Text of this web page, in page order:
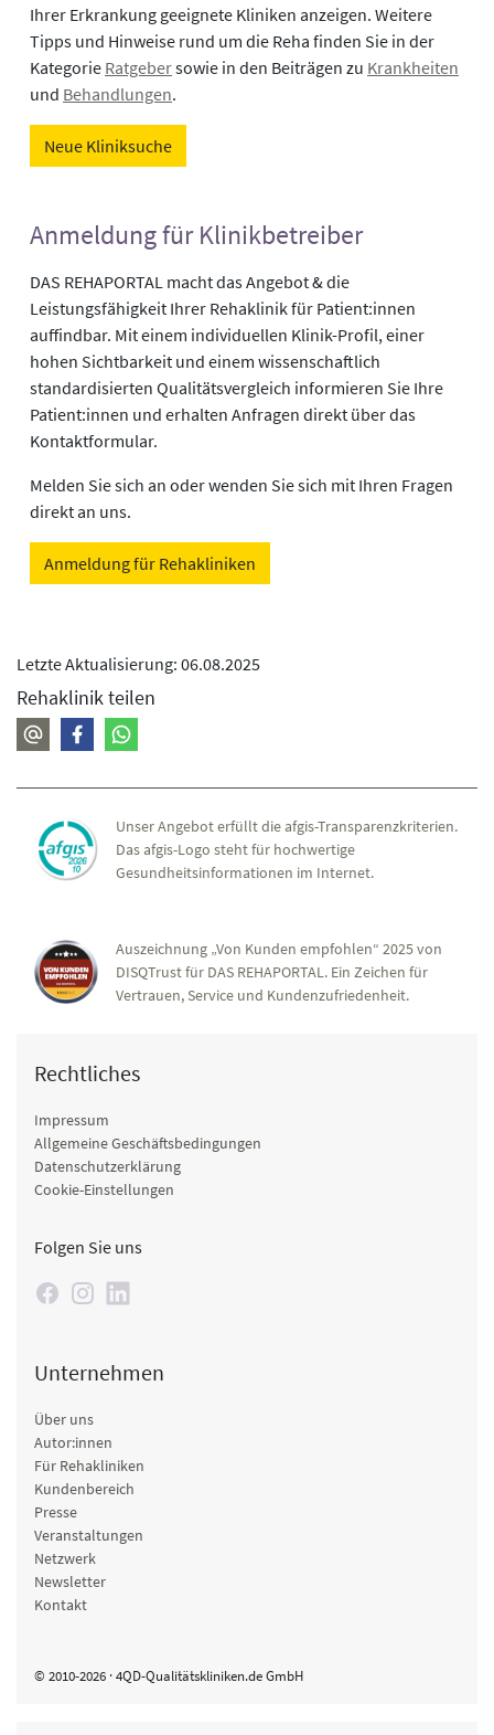
Ihrer Erkrankung geeignete Kliniken anzeigen. Weitere
Tipps und Hinweise rund um die Reha finden Sie in der
Kategorie Ratgebersowie in den Beiträgen zu Krankheiten
und Behandlungen.
Neue Kliniksuche
Anmeldung für Klinikbetreiber
DAS REHAPORTAL macht das Angebot & die
Leistungsfähigkeit Ihrer Rehaklinik für Patient:innen
auffindbar. Mit einem individuellen Klinik-Profil, einer
hohen Sichtbarkeit und einem wissenschaftlich
standardisierten Qualitätsvergleich informieren Sie Ihre
Patient:innen und erhalten Anfragen direkt über das
Kontaktformular.
Melden Sie sich an oder wenden Sie sich mit Ihren Fragen
direkt an uns.
Anmeldung für Rehakliniken
Letzte Aktualisierung: 06.08.2025
Rehaklinik teilen
Unser Angebot erfüllt die afgis-Transparenzkriterien.
Das afgis-Logo steht für hochwertige
Gesundheitsinformationen im Internet.
Auszeichnung „Von Kunden empfohlen“ 2025 von
DISQTrust für DAS REHAPORTAL. Ein Zeichen für
Vertrauen, Service und Kundenzufriedenheit.
Rechtliches
Impressum
Allgemeine Geschäftsbedingungen
Datenschutzerklärung
Cookie-Einstellungen
Folgen Sie uns
Unternehmen
Über uns
Autor:innen
Für Rehakliniken
Kundenbereich
Presse
Veranstaltungen
Netzwerk
Newsletter
Kontakt
© 2010-2026 · 4QD-Qualitätskliniken.de GmbH